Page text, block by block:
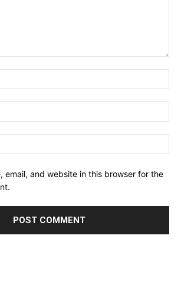
email, and website in this browser for the